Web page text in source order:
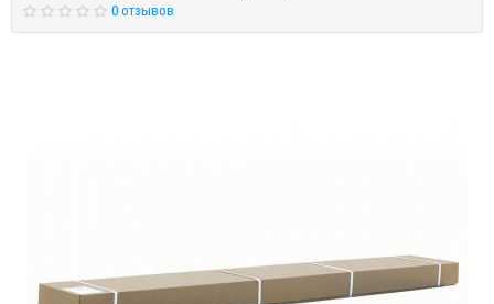
0 отзывов